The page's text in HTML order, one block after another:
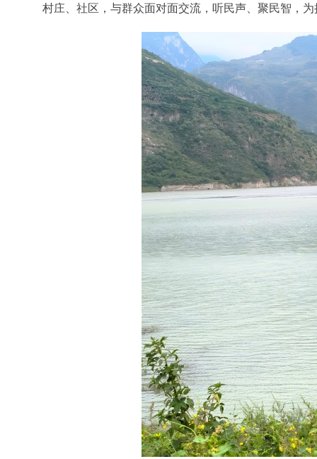
村庄、社区，与群众面对面交流，听民声、聚民智，